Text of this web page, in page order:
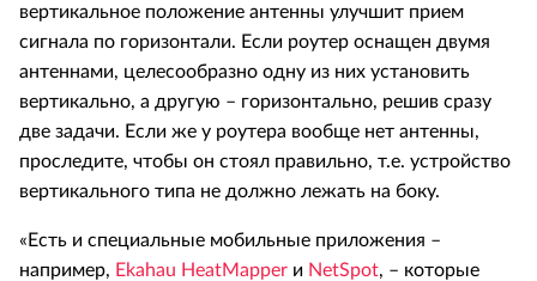
вертикальное положение антенны улучшит прием
сигнала по горизонтали. Если роутер оснащен двумя
антеннами, целесообразно одну из них установить
вертикально, а другую – горизонтально, решив сразу
две задачи. Если же у роутера вообще нет антенны,
проследите, чтобы он стоял правильно, т.е. устройство
вертикального типа не должно лежать на боку.
«Есть и специальные мобильные приложения –
например, Ekahau HeatMapper и NetSpot, – которые